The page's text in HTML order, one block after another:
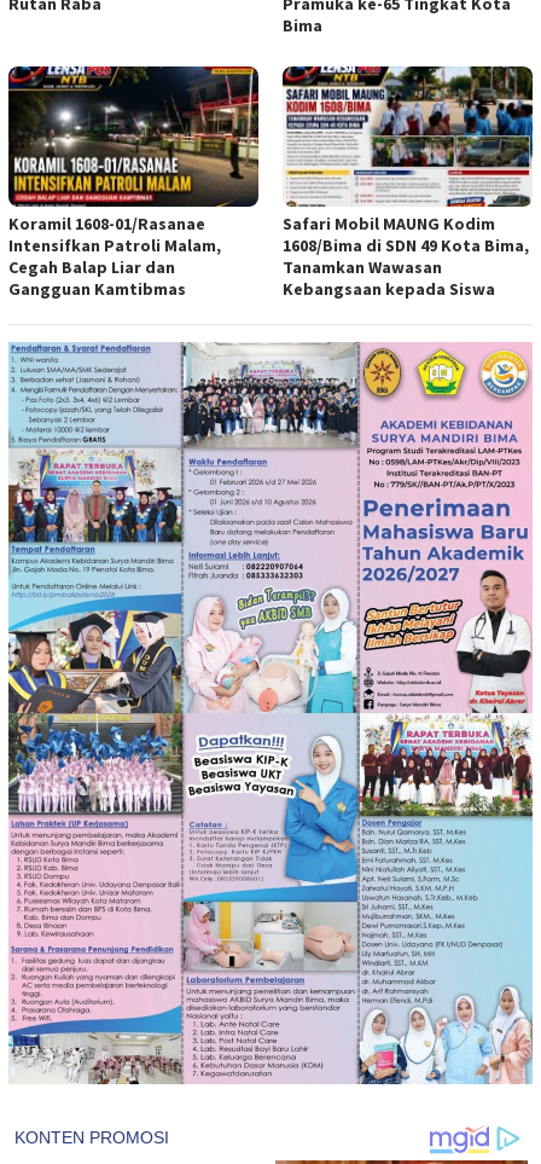
Bima
Koramil 1608-01/Rasanae
Intensifkan Patroli Malam,
Cegah Balap Liar dan
Gangguan Kamtibmas
Safari Mobil MAUNG Kodim
1608/Bima di SDN 49 Kota Bima,
Tanamkan Wawasan
Kebangsaan kepada Siswa